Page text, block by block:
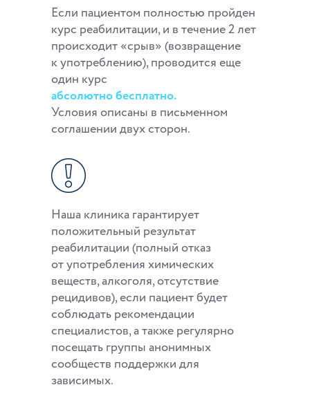
Если пациентом полностью пройден
курс реабилитации, и в течение 2 лет
происходит «срыв» (возвращение
к употреблению), проводится еще
один курс
абсолютно бесплатно.
Условия описаны в письменном
соглашении двух сторон.
Наша клиника гарантирует
положительный результат
реабилитации (полный отказ
от употребления химических
веществ, алкоголя, отсутствие
рецидивов), если пациент будет
соблюдать рекомендации
специалистов, а также регулярно
посещать группы анонимных
сообществ поддержки для
зависимых.